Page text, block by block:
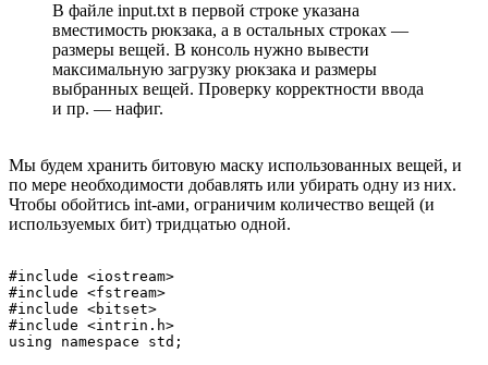
В файле input.txt в первой строке указана
вместимость рюкзака, а в остальных строках —
размеры вещей. В консоль нужно вывести
максимальную загрузку рюкзака и размеры
выбранных вещей. Проверку корректности ввода
и пр. — нафиг.
Мы будем хранить битовую маску использованных вещей, и
по мере необходимости добавлять или убирать одну из них.
Чтобы обойтись int-ами, ограничим количество вещей (и
используемых бит) тридцатью одной.
#include <iostream>
#include <fstream>
#include <bitset>
#include <intrin.h>
using namespace std;